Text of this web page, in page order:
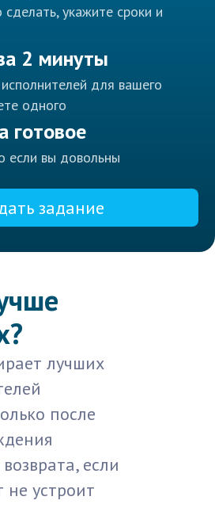
укажите сроки и
2 минуты
для вашего
одного
готовое
если вы довольны
задание
лучших
после
если
не устроит